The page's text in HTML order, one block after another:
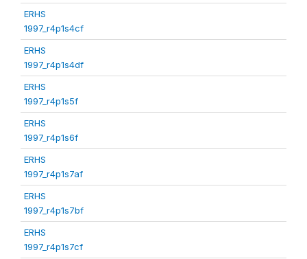
ERHS
1997_r4p1s4cf
ERHS
1997_r4p1s4df
ERHS
1997_r4p1s5f
ERHS
1997_r4p1s6f
ERHS
1997_r4p1s7af
ERHS
1997_r4p1s7bf
ERHS
1997_r4p1s7cf